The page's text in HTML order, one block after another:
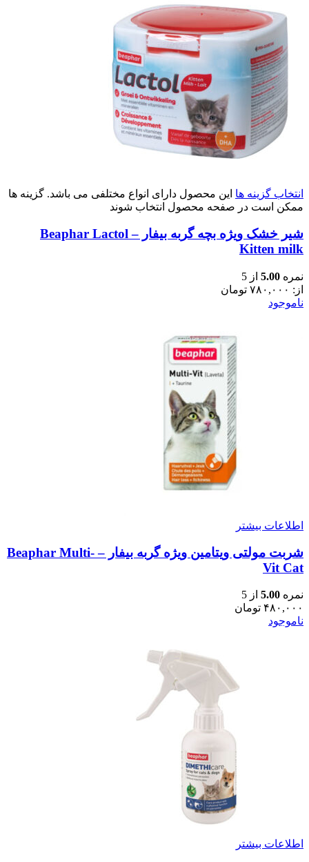
انتخاب گزینه ها این محصول دارای انواع مختلفی می باشد. گزینه ها
ممکن است در صفحه محصول انتخاب شوند
شیر خشک ویژه بچه گربه بیفار – Beaphar Lactol
Kitten milk
نمره 5.00 از 5
از: ۷۸۰,۰۰۰ تومان
ناموجود
اطلاعات بیشتر
شربت مولتی ویتامین ویژه گربه بیفار – Beaphar Multi-
Vit Cat
نمره 5.00 از 5
۴۸۰,۰۰۰ تومان
ناموجود
اطلاعات بیشتر